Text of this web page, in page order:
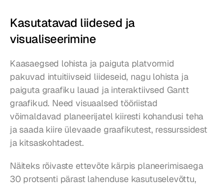
Kasutatavad liidesed ja
visualiseerimine
Kaasaegsed lohista ja paiguta platvormid
pakuvad intuitiivseid liideseid, nagu lohista ja
paiguta graafiku lauad ja interaktiivsed Gantt
graafikud. Need visuaalsed tööriistad
võimaldavad planeerijatel kiiresti kohandusi teha
ja saada kiire ülevaade graafikutest, ressurssidest
ja kitsaskohtadest.
Näiteks rõivaste ettevõte kärpis planeerimisaega
30 protsenti pärast lahenduse kasutuselevõttu,